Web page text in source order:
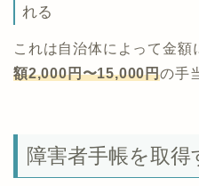
れる
これは自治体によって金
額2,000円〜15,000円の手
障害者手帳を取